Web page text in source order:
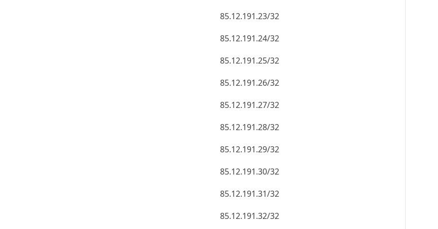
85.12.191.23/32
85.12.191.24/32
85.12.191.25/32
85.12.191.26/32
85.12.191.27/32
85.12.191.28/32
85.12.191.29/32
85.12.191.30/32
85.12.191.31/32
85.12.191.32/32